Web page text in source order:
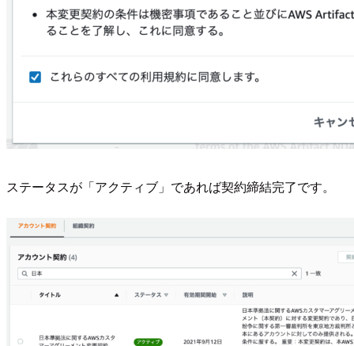
ステータスが「アクティブ」であれば契約締結完了です。